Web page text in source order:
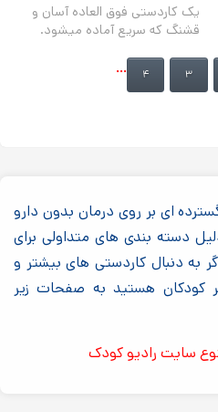
یک کاردستی فوق العاده آسان و
قشنگ که سریع آماده میشود.
۳ ۴ …
ای بر روی درمان بدون دارو
دسته بندی های متداولی برای
به دنبال کاردستی های بیشتر و
کودکان هستید به صفحات زیر